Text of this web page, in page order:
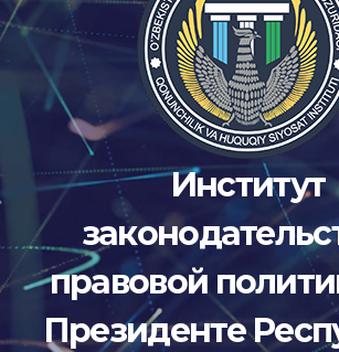
Институт
правовой
Президенте